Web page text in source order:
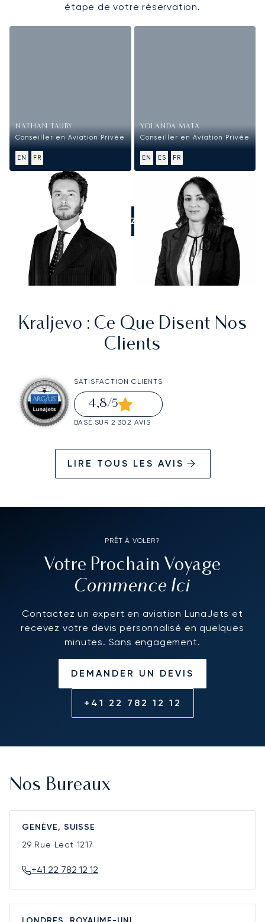
étape de votre réservation.
NATHAN TAUBY
Conseiller en Aviation Privée
EN FR
YOLANDA MATA
Conseiller en Aviation Privée
EN ES FR
APPELEZ-NOUS
Kraljevo : Ce Que Disent Nos
Clients
SATISFACTION CLIENTS
4,8/5
BASÉ SUR 2 302 AVIS
LIRE TOUS LES AVIS
PRÊT À VOLER?
Votre Prochain Voyage
Commence Ici
Contactez un expert en aviation LunaJets et
recevez votre devis personnalisé en quelques
minutes. Sans engagement.
DEMANDER UN DEVIS
+41 22 782 12 12
Nos Bureaux
GENÈVE, SUISSE
29 Rue Lect 1217
+41 22 782 12 12